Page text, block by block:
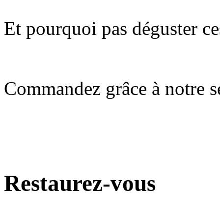
Et pourquoi pas déguster
Commandez grâce à notre
Restaurez-vous